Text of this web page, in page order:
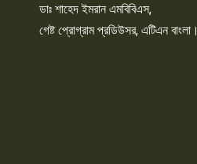
ডাঃ শাহেদ ইমরান এমবিবিএস,
গেষ্ট প্রোগ্রাম প্রডিউসর, এটিএন বাংলা।